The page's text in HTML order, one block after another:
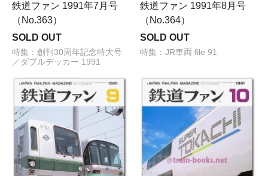
鉄道ファン 1991年7月号
（No.363）
SOLD OUT
特集：創刊30周年記念特大号
／ダブルデッカー 1991
鉄道ファン 1991年8月号
（No.364）
SOLD OUT
特集：JR車両 file 91